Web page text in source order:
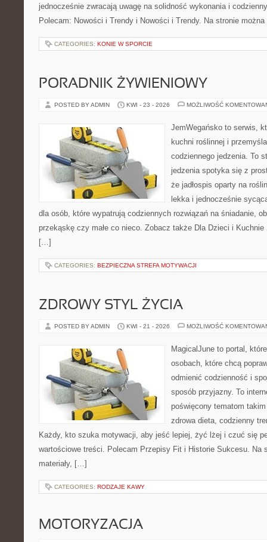
jednocześnie zwracają uwagę na solidność wykonania i
Polecam: Nowości i Trendy i Nowości i Trendy. Na stronie
CATEGORIES: KONIE W SPORCIE
PORADNIK ŻYWIENIOWY
POSTED BY ADMIN KWI - 23 - 2026 MOŻLIWOŚĆ
JemWegańsko to serwis,
kuchni roślinnej i
codziennego jedzenia. To
jedzenia spotyka się z
że jadłospis oparty na
lekka i jednocześnie
dla osób, które wypatrują codziennych rozwiązań na śniadanie,
przekąskę czy małe co nieco. Zobacz także Dla Dzieci i
[…]
CATEGORIES: BEZPIECZNA STREFA MOTYWACJI
ZDROWY STYL ŻYCIA
POSTED BY ADMIN KWI - 21 - 2026 MOŻLIWOŚĆ
MagicalJune to portal,
osobach, które chcą
odmienić codzienność i
sposób przyjazny. To
poświęcony tematom
zdrowa dieta, codzienny
Każdy, kto szuka motywacji, aby jeść lepiej, żyć lżej i czuć się
wartościowe treści. Polecam Przepisy Fit i Historie Sukcesu. Na
materiały, […]
CATEGORIES: RODZAJE KAWY
MOTORYZACJA